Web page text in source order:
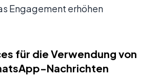
Engagement erhöhen
für die Verwendung von
Nachrichten